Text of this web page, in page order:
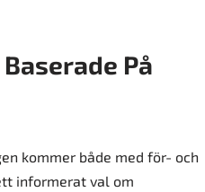
På
kommer både med för- och
informerat val om